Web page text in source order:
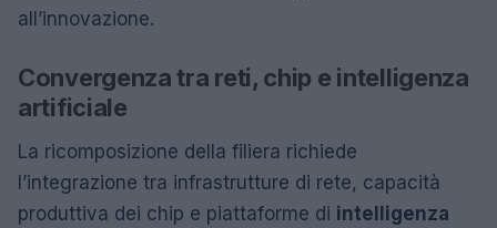
all’innovazione.
Convergenza tra reti, chip e intelligenza
artificiale
La ricomposizione della filiera richiede
l’integrazione tra infrastrutture di rete, capacità
produttiva dei chip e piattaforme di intelligenza